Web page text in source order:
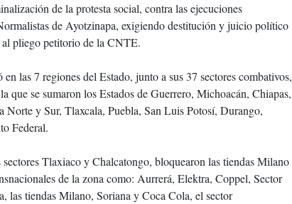
de la protesta social, contra las ejecuciones
de Ayotzinapa, exigiendo destitución y juicio político
al pliego petitorio de la CNTE.
las 7 regiones del Estado, junto a sus 37 sectores combativos,
que se sumaron los Estados de Guerrero, Michoacán, Chiapas,
y Sur, Tlaxcala, Puebla, San Luis Potosí, Durango,
Federal.
Tlaxiaco y Chalcatongo, bloquearon las tiendas Milano
de la zona como: Aurrerá, Elektra, Coppel, Sector
las tiendas Milano, Soriana y Coca Cola, el sector